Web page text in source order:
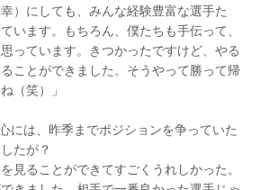
）にしても、みんな経験豊富な選手た
います。もちろん、僕たちも手伝って、
っています。きつかったですけど、やる
ことができました。そうやって勝って帰
（笑）」
には、昨季までポジションを争っていた
たが？
見ることができてすごくうれしかった。